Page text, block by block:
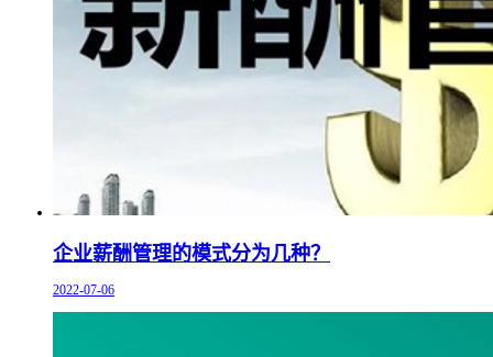
企业薪酬管理的模式分为几种？
2022-07-06